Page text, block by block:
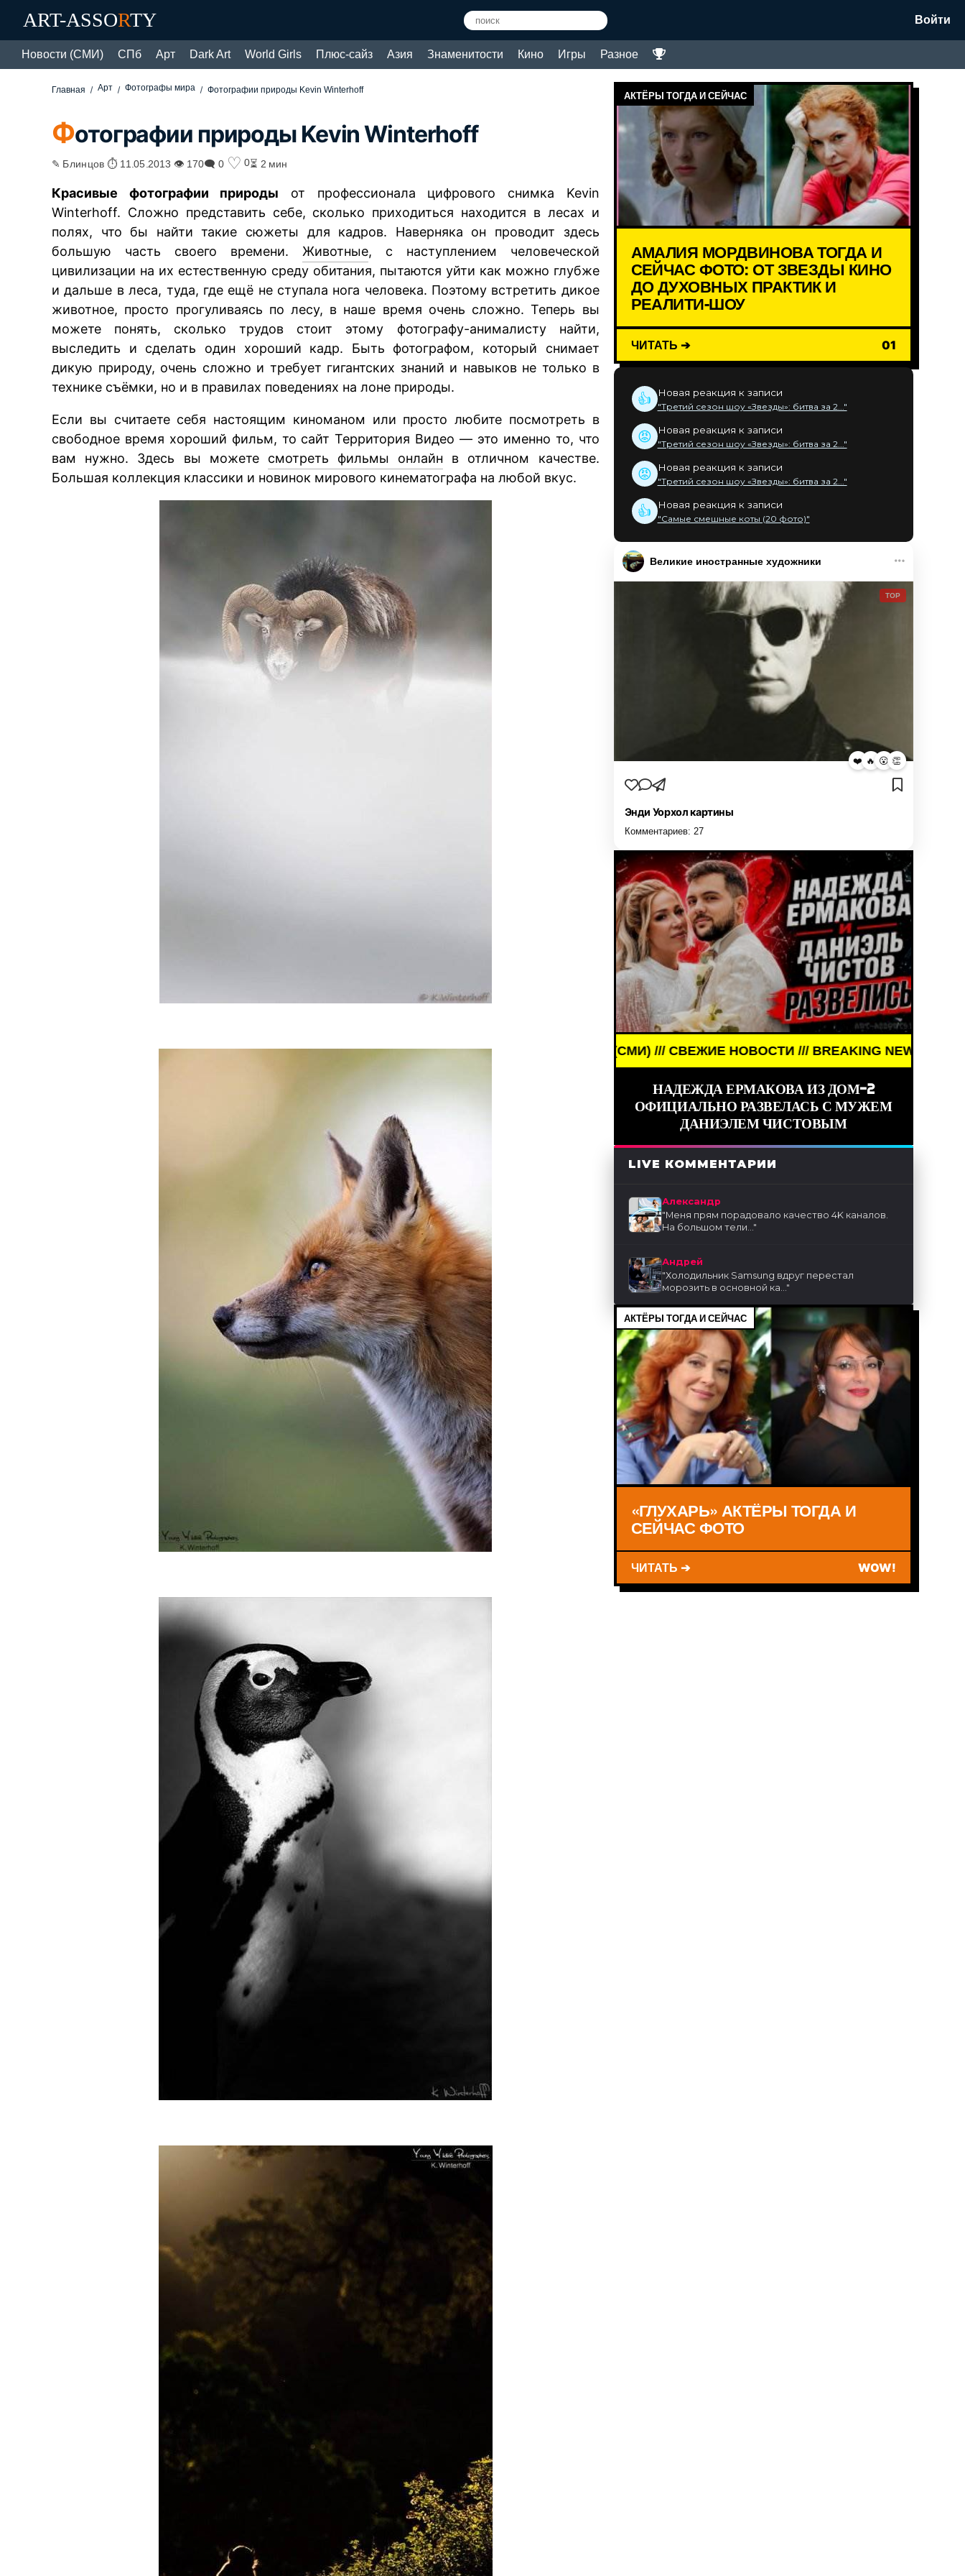
ART-ASSORTY Войти
Новости (СМИ) СПб Арт Dark Art World Girls Плюс-сайз Азия Знаменитости Кино Игры Разное
Главная Арт Фотографы мира Фотографии природы Kevin Winterhoff
Фотографии природы Kevin Winterhoff
✎ Блинцов ⏱ 11.05.2013 👁 170🗨 0 ♡ 0⏳ 2 мин
Красивые фотографии природы от профессионала цифрового снимка Kevin
Winterhoff. Сложно представить себе, сколько приходиться находится в лесах и
полях, что бы найти такие сюжеты для кадров. Наверняка он проводит здесь
большую часть своего времени. Животные, с наступлением человеческой
цивилизации на их естественную среду обитания, пытаются уйти как можно глубже
и дальше в леса, туда, где ещё не ступала нога человека. Поэтому встретить дикое
животное, просто прогуливаясь по лесу, в наше время очень сложно. Теперь вы
можете понять, сколько трудов стоит этому фотографу-анималисту найти,
выследить и сделать один хороший кадр. Быть фотографом, который снимает
дикую природу, очень сложно и требует гигантских знаний и навыков не только в
технике съёмки, но и в правилах поведениях на лоне природы.
Если вы считаете себя настоящим киноманом или просто любите посмотреть в
свободное время хороший фильм, то сайт Территория Видео — это именно то, что
вам нужно. Здесь вы можете смотреть фильмы онлайн в отличном качестве.
Большая коллекция классики и новинок мирового кинематографа на любой вкус.
АКТЁРЫ ТОГДА И СЕЙЧАС
АМАЛИЯ МОРДВИНОВА ТОГДА И
СЕЙЧАС ФОТО: ОТ ЗВЕЗДЫ КИНО
ДО ДУХОВНЫХ ПРАКТИК И
РЕАЛИТИ-ШОУ
ЧИТАТЬ ➔ 01
👍 Новая реакция к записи
"Третий сезон шоу «Звезды»: битва за 2..."
😡 Новая реакция к записи
"Третий сезон шоу «Звезды»: битва за 2..."
😡 Новая реакция к записи
"Третий сезон шоу «Звезды»: битва за 2..."
👍 Новая реакция к записи
"Самые смешные коты (20 фото)"
Великие иностранные художники
TOP
❤️ 🔥 😮 👏
Энди Уорхол картины
Комментариев: 27
BREAKING NEWS /// НОВОСТИ (СМИ) /// СВЕЖИЕ НОВОСТИ /// BREAKING NEWS /// НОВОСТИ (СМИ)
НАДЕЖДА ЕРМАКОВА ИЗ ДОМ-2
ОФИЦИАЛЬНО РАЗВЕЛАСЬ С МУЖЕМ
ДАНИЭЛЕМ ЧИСТОВЫМ
LIVE КОММЕНТАРИИ
Александр
"Меня прям порадовало качество 4K каналов.
На большом тели..."
Андрей
"Холодильник Samsung вдруг перестал
морозить в основной ка..."
АКТЁРЫ ТОГДА И СЕЙЧАС
«ГЛУХАРЬ» АКТЁРЫ ТОГДА И
СЕЙЧАС ФОТО
ЧИТАТЬ ➔ WOW!